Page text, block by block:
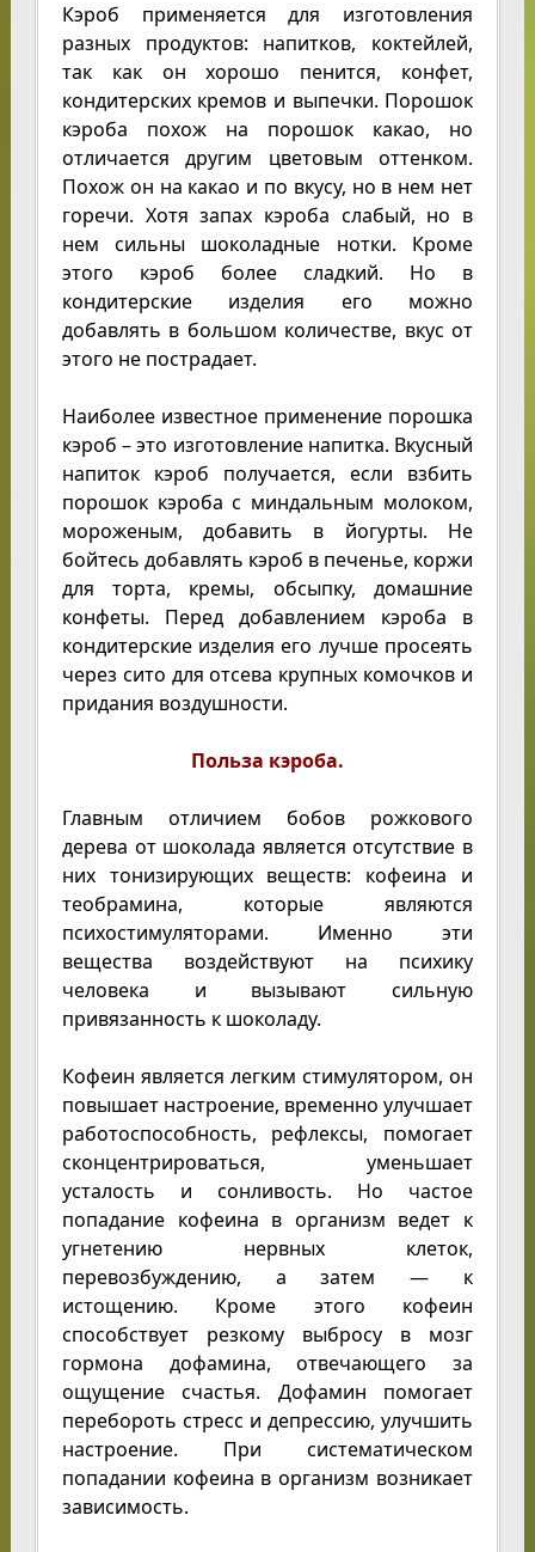
Кэроб применяется для изготовления
разных продуктов: напитков, коктейлей,
так как он хорошо пенится, конфет,
кондитерских кремов и выпечки. Порошок
кэроба похож на порошок какао, но
отличается другим цветовым оттенком.
Похож он на какао и по вкусу, но в нем нет
горечи. Хотя запах кэроба слабый, но в
нем сильны шоколадные нотки. Кроме
этого кэроб более сладкий. Но в
кондитерские изделия его можно
добавлять в большом количестве, вкус от
этого не пострадает.
Наиболее известное применение порошка
кэроб – это изготовление напитка. Вкусный
напиток кэроб получается, если взбить
порошок кэроба с миндальным молоком,
мороженым, добавить в йогурты. Не
бойтесь добавлять кэроб в печенье, коржи
для торта, кремы, обсыпку, домашние
конфеты. Перед добавлением кэроба в
кондитерские изделия его лучше просеять
через сито для отсева крупных комочков и
придания воздушности.
Польза кэроба.
Главным отличием бобов рожкового
дерева от шоколада является отсутствие в
них тонизирующих веществ: кофеина и
теобрамина, которые являются
психостимуляторами. Именно эти
вещества воздействуют на психику
человека и вызывают сильную
привязанность к шоколаду.
Кофеин является легким стимулятором, он
повышает настроение, временно улучшает
работоспособность, рефлексы, помогает
сконцентрироваться, уменьшает
усталость и сонливость. Но частое
попадание кофеина в организм ведет к
угнетению нервных клеток,
перевозбуждению, а затем — к
истощению. Кроме этого кофеин
способствует резкому выбросу в мозг
гормона дофамина, отвечающего за
ощущение счастья. Дофамин помогает
перебороть стресс и депрессию, улучшить
настроение. При систематическом
попадании кофеина в организм возникает
зависимость.